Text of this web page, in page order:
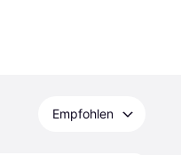
Empfohlen